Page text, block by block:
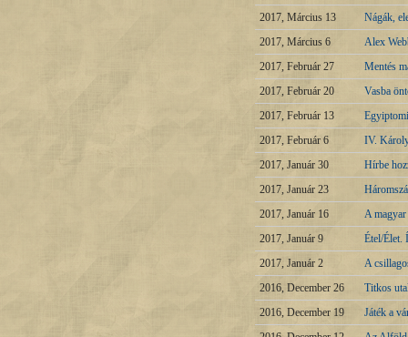
2017, Március 13
Nágák,
2017, Március 6
Alex
2017, Február 27
Mentés
2017, Február 20
Vasba
2017, Február 13
2017, Február 6
IV.
2017, Január 30
Hírbe
2017, Január 23
2017, Január 16
A magyar
2017, Január 9
Étel/Élet.
2017, Január 2
A
2016, December 26
Titkos
2016, December 19
Játék a